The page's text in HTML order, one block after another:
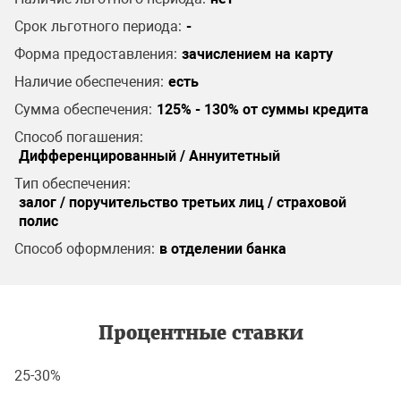
Срок льготного периода: -
Форма предоставления: зачислением на карту
Наличие обеспечения: есть
Сумма обеспечения: 125% - 130% от суммы кредита
Способ погашения:
Дифференцированный / Аннуитетный
Тип обеспечения:
залог / поручительство третьих лиц / страховой
полис
Способ оформления: в отделении банка
Процентные ставки
25-30%